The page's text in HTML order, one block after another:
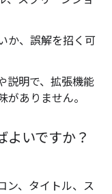
か、誤解を招く可
説明で、拡張機能
ありません。
よいですか？
ン、タイトル、ス